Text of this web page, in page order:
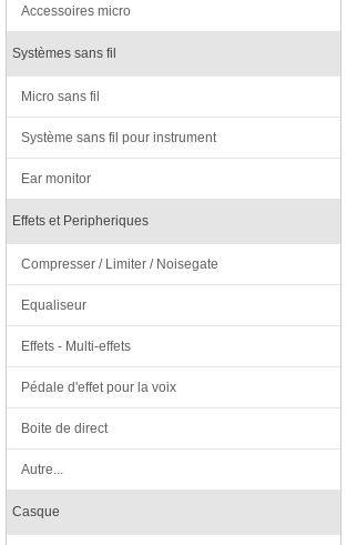
Accessoires micro
Systèmes sans fil
Micro sans fil
Système sans fil pour instrument
Ear monitor
Effets et Peripheriques
Compresser / Limiter / Noisegate
Equaliseur
Effets - Multi-effets
Pédale d'effet pour la voix
Boite de direct
Autre...
Casque